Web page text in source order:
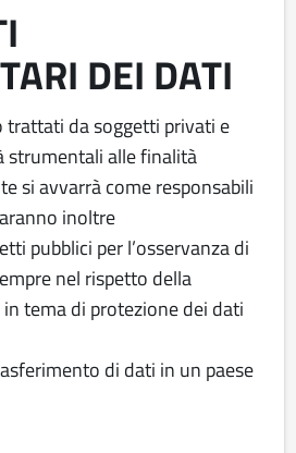
DEI DATI
trattati da soggetti privati e
strumentali alle finalità
si avvarrà come responsabili
inoltre
pubblici per l’osservanza di
nel rispetto della
tema di protezione dei dati
di dati in un paese